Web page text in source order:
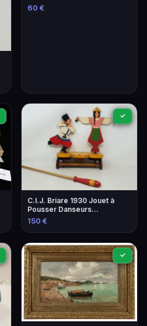
militaires françaises
60 €
✓
C.I.J. Briare 1930 Jouet à
Pousser Danseurs
Folkloriques Bois Laqué
150 €
✓